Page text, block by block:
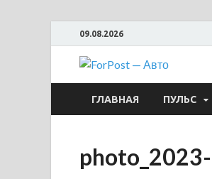
09.08.2026
ГЛАВНАЯ ПУЛЬС